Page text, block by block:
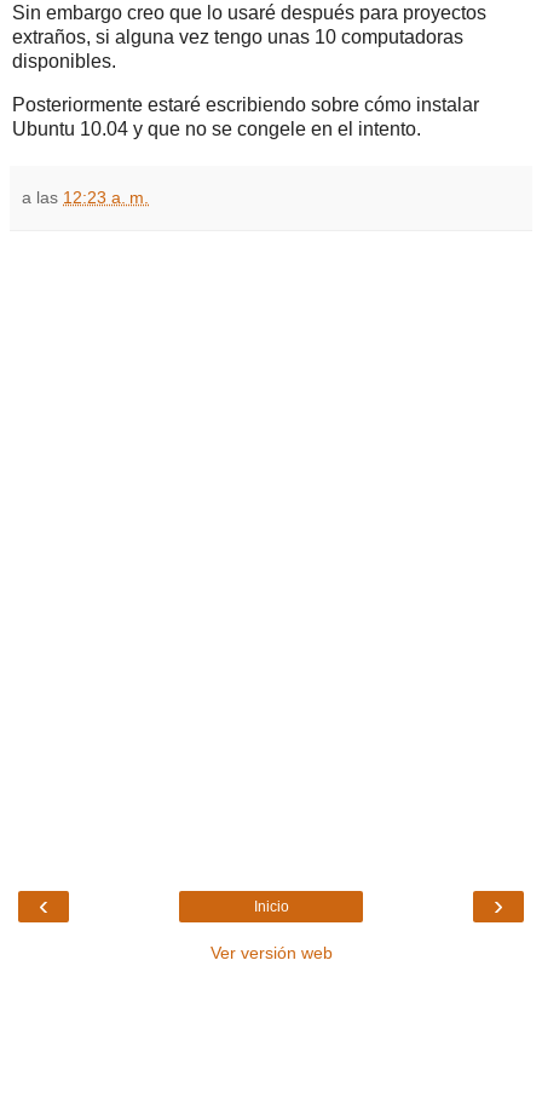
Sin embargo creo que lo usaré después para proyectos
extraños, si alguna vez tengo unas 10 computadoras
disponibles.
Posteriormente estaré escribiendo sobre cómo instalar
Ubuntu 10.04 y que no se congele en el intento.
a las 12:23 a. m.
‹ ›
Inicio
Ver versión web